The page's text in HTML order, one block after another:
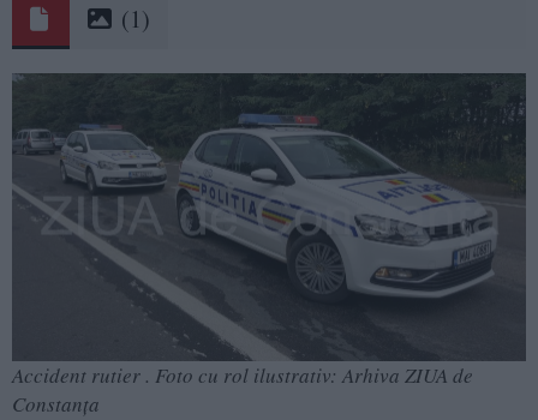
(1)
Accident rutier . Foto cu rol ilustrativ: Arhiva ZIUA de
Constanța